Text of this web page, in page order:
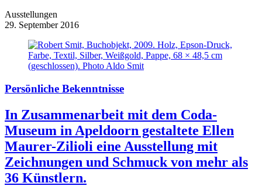
Ausstellungen
29. September 2016
Persönliche Bekenntnisse
In Zusammenarbeit mit dem Coda-
Museum in Apeldoorn gestaltete Ellen
Maurer-Zilioli eine Ausstellung mit
Zeichnungen und Schmuck von mehr als
36 Künstlern.